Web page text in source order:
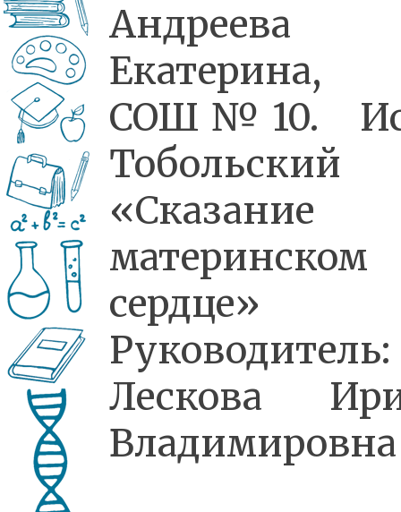
Андреева
Екатерина,
СОШ№10.
Тобольский
материнском
сердце»
Руководитель:
Лескова
Владимировна